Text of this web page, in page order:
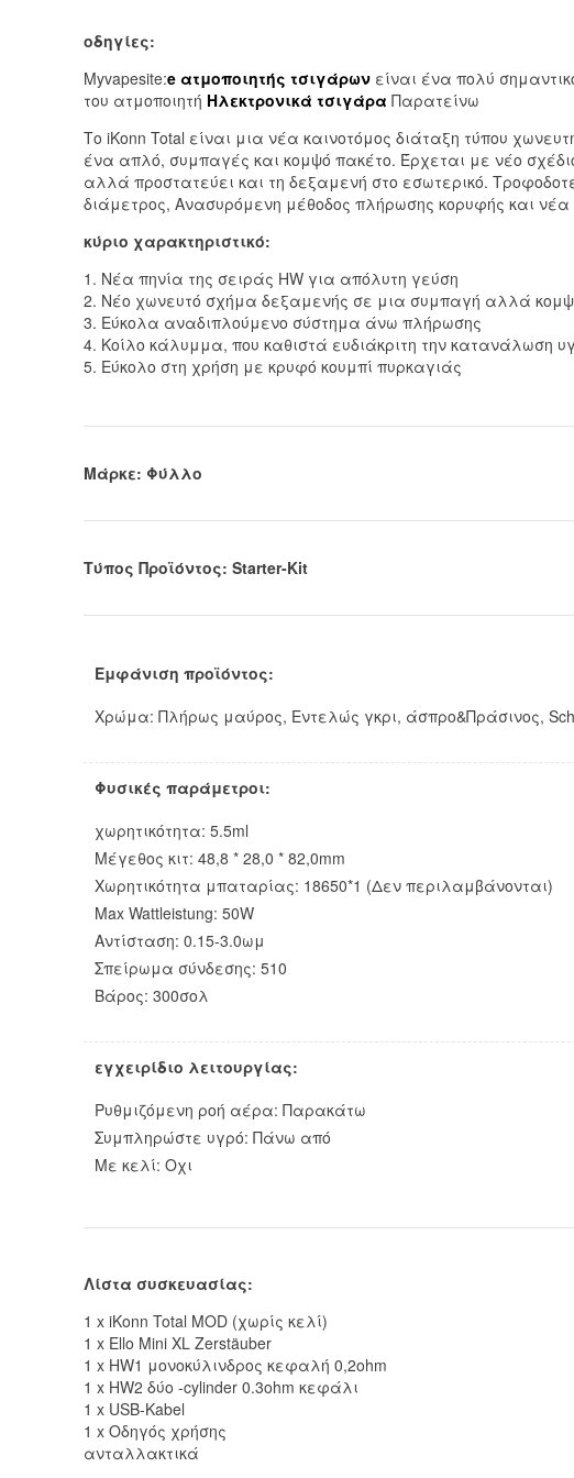
οδηγίες:
Myvapesite:e ατμοποιητής τσιγάρων είναι ένα πολύ
του ατμοποιητή Ηλεκτρονικά τσιγάρα Παρατείνω
Το iKonn Total είναι μια νέα καινοτόμος διάταξη τύπου
ένα απλό, συμπαγές και κομψό πακέτο. Έρχεται με νέο
αλλά προστατεύει και τη δεξαμενή στο εσωτερικό.
διάμετρος, Ανασυρόμενη μέθοδος πλήρωσης κορυφής και νέα
κύριο χαρακτηριστικό:
1. Νέα πηνία της σειράς HW για απόλυτη γεύση
2. Νέο χωνευτό σχήμα δεξαμενής σε μια συμπαγή αλλά
3. Εύκολα αναδιπλούμενο σύστημα άνω πλήρωσης
4. Κοίλο κάλυμμα, που καθιστά ευδιάκριτη την κατανάλωση
5. Εύκολο στη χρήση με κρυφό κουμπί πυρκαγιάς
Μάρκε: Φύλλο
Τύπος Προϊόντος: Starter-Kit
Εμφάνιση προϊόντος:
Χρώμα: Πλήρως μαύρος, Εντελώς γκρι, άσπρο&Πράσινος,
Φυσικές παράμετροι:
χωρητικότητα: 5.5ml
Μέγεθος κιτ: 48,8 * 28,0 * 82,0mm
Χωρητικότητα μπαταρίας: 18650*1 (Δεν περιλαμβάνονται)
Max Wattleistung: 50W
Αντίσταση: 0.15-3.0ωμ
Σπείρωμα σύνδεσης: 510
Βάρος: 300σολ
εγχειρίδιο λειτουργίας:
Ρυθμιζόμενη ροή αέρα: Παρακάτω
Συμπληρώστε υγρό: Πάνω από
Με κελί: Οχι
Λίστα συσκευασίας:
1 x iKonn Total MOD (χωρίς κελί)
1 x Ello Mini XL Zerstäuber
1 x HW1 μονοκύλινδρος κεφαλή 0,2ohm
1 x HW2 δύο -cylinder 0.3ohm κεφάλι
1 x USB-Kabel
1 x Οδηγός χρήσης
ανταλλακτικά